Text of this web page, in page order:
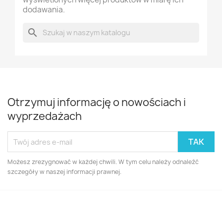
dodawania.
search
Otrzymuj informację o nowościach i
wyprzedażach
Możesz zrezygnować w każdej chwili. W tym celu należy odnaleźć
szczegóły w naszej informacji prawnej.